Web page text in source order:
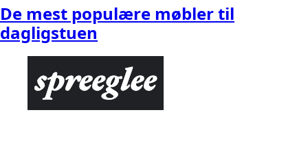
De mest populære møbler til
dagligstuen